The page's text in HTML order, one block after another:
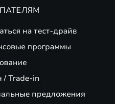
на тест-драйв
программы
/ Trade-in
предложения